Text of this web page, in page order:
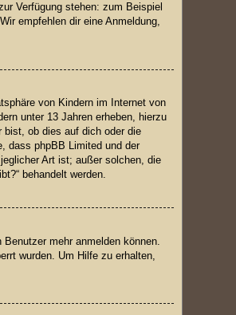
Verfügung stehen: zum Beispiel
empfehlen dir eine Anmeldung,
von Kindern im Internet von
unter 13 Jahren erheben, hierzu
bist, ob dies auf dich oder die
dass phpBB Limited und der
Art ist; außer solchen, die
behandelt werden.
mehr anmelden können.
wurden. Um Hilfe zu erhalten,